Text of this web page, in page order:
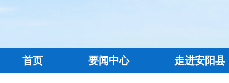
首页 要闻中心 走进安阳县